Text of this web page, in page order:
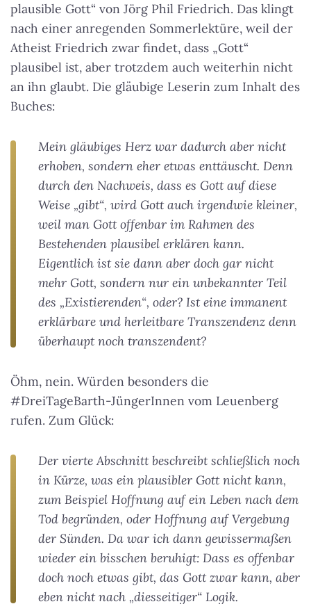
plausible Gott“ von Jörg Phil Friedrich. Das klingt
nach einer anregenden Sommerlektüre, weil der
Atheist Friedrich zwar findet, dass „Gott“
plausibel ist, aber trotzdem auch weiterhin nicht
an ihn glaubt. Die gläubige Leserin zum Inhalt des
Buches:
Mein gläubiges Herz war dadurch aber nicht
erhoben, sondern eher etwas enttäuscht. Denn
durch den Nachweis, dass es Gott auf diese
Weise „gibt“, wird Gott auch irgendwie kleiner,
weil man Gott offenbar im Rahmen des
Bestehenden plausibel erklären kann.
Eigentlich ist sie dann aber doch gar nicht
mehr Gott, sondern nur ein unbekannter Teil
des „Existierenden“, oder? Ist eine immanent
erklärbare und herleitbare Transzendenz denn
überhaupt noch transzendent?
Öhm, nein. Würden besonders die
#DreiTageBarth-JüngerInnen vom Leuenberg
rufen. Zum Glück:
Der vierte Abschnitt beschreibt schließlich noch
in Kürze, was ein plausibler Gott nicht kann,
zum Beispiel Hoffnung auf ein Leben nach dem
Tod begründen, oder Hoffnung auf Vergebung
der Sünden. Da war ich dann gewissermaßen
wieder ein bisschen beruhigt: Dass es offenbar
doch noch etwas gibt, das Gott zwar kann, aber
eben nicht nach „diesseitiger“ Logik.